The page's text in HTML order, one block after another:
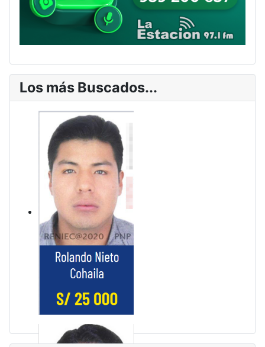
Los más Buscados...